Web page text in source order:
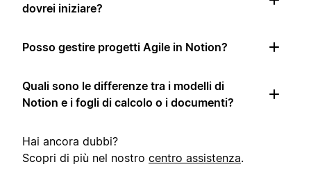
dovrei iniziare?
Posso gestire progetti Agile in Notion?
Quali sono le differenze tra i modelli di
Notion e i fogli di calcolo o i documenti?
Hai ancora dubbi?
Scopri di più nel nostro centro assistenza.